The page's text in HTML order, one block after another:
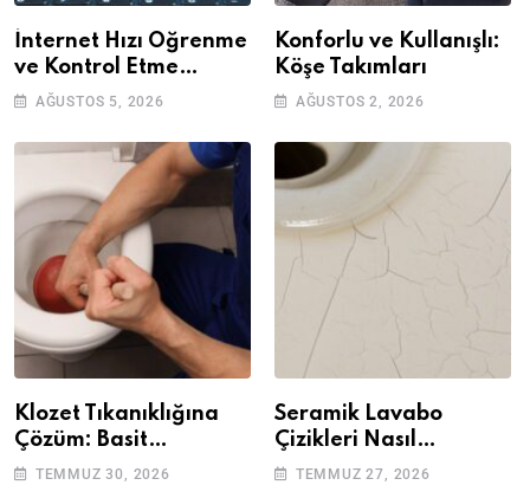
İnternet Hızı Öğrenme
ve Kontrol Etme
Yöntemleri
AĞUSTOS 5, 2026
Konforlu ve Kullanışlı:
Köşe Takımları
AĞUSTOS 2, 2026
Klozet Tıkanıklığına
Çözüm: Basit
Adımlarla Klozetinizi
TEMMUZ 30, 2026
Seramik Lavabo
Çizikleri Nasıl
Giderilir? Adım Adım
TEMMUZ 27, 2026